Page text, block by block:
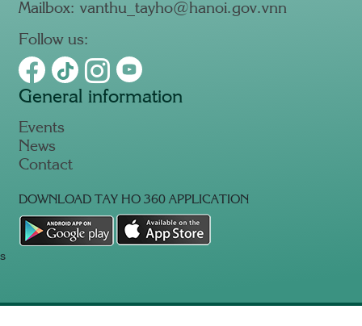
Mailbox: vanthu_tayho@hanoi.gov.vnn
Follow us:
General information
Events
News
Contact
DOWNLOAD TAY HO 360 APPLICATION
s